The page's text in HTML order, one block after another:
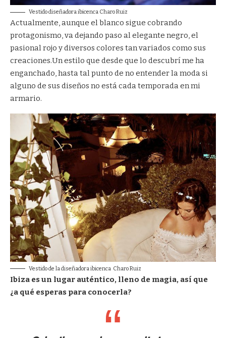
Vestido diseñadora ibicenca Charo Ruiz
Actualmente, aunque el blanco sigue cobrando
protagonismo, va dejando paso al elegante negro, el
pasional rojo y diversos colores tan variados como sus
creaciones.Un estilo que desde que lo descubrí me ha
enganchado, hasta tal punto de no entender la moda si
alguno de sus diseños no está cada temporada en mi
armario.
Vestido de la diseñadora ibicenca Charo Ruiz
Ibiza es un lugar auténtico, lleno de magia, así que
¿a qué esperas para conocerla?